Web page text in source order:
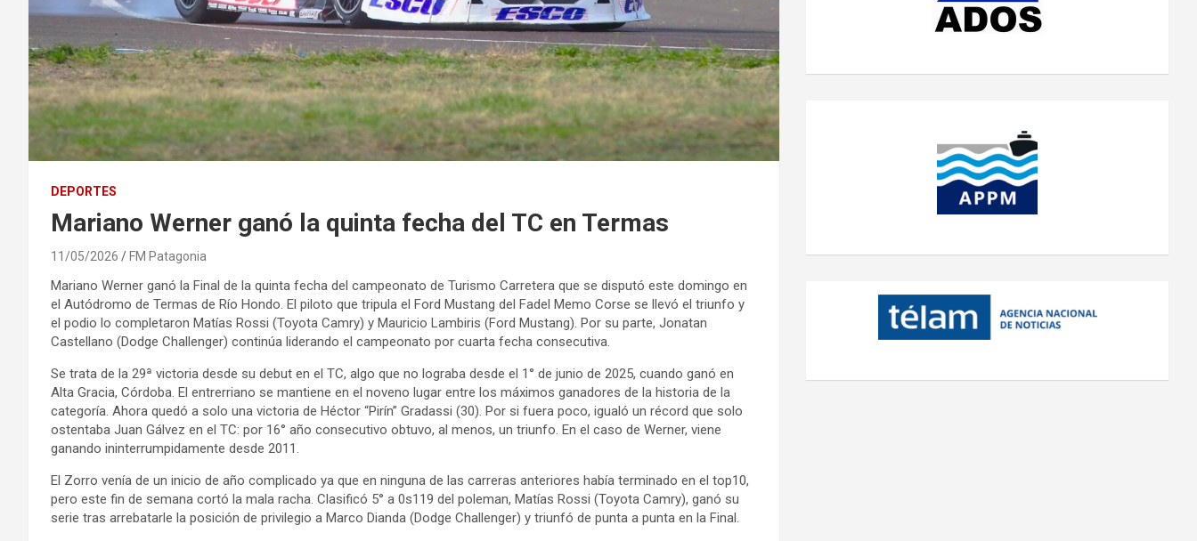
DEPORTES
Mariano Werner ganó la quinta fecha del TC en Termas
11/05/2026 FM Patagonia
Mariano Werner ganó la Final de la quinta fecha del campeonato de Turismo Carretera que se disputó este domingo en
el Autódromo de Termas de Río Hondo. El piloto que tripula el Ford Mustang del Fadel Memo Corse se llevó el triunfo y
el podio lo completaron Matías Rossi (Toyota Camry) y Mauricio Lambiris (Ford Mustang). Por su parte, Jonatan
Castellano (Dodge Challenger) continúa liderando el campeonato por cuarta fecha consecutiva.
Se trata de la 29ª victoria desde su debut en el TC, algo que no lograba desde el 1° de junio de 2025, cuando ganó en
Alta Gracia, Córdoba. El entrerriano se mantiene en el noveno lugar entre los máximos ganadores de la historia de la
categoría. Ahora quedó a solo una victoria de Héctor “Pirín” Gradassi (30). Por si fuera poco, igualó un récord que solo
ostentaba Juan Gálvez en el TC: por 16° año consecutivo obtuvo, al menos, un triunfo. En el caso de Werner, viene
ganando ininterrumpidamente desde 2011.
El Zorro venía de un inicio de año complicado ya que en ninguna de las carreras anteriores había terminado en el top10,
pero este fin de semana cortó la mala racha. Clasificó 5° a 0s119 del poleman, Matías Rossi (Toyota Camry), ganó su
serie tras arrebatarle la posición de privilegio a Marco Dianda (Dodge Challenger) y triunfó de punta a punta en la Final.